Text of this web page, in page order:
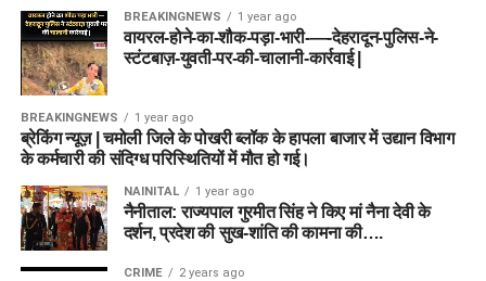
BREAKINGNEWS 1 year ago
वायरल-होने-का-शौक-पड़ा-भारी-—-देहरादून-पुलिस-ने-
स्टंटबाज़-युवती-पर-की-चालानी-कार्रवाई |
BREAKINGNEWS 1 year ago
ब्रेकिंग न्यूज़ | चमोली जिले के पोखरी ब्लॉक के हापला बाजार में उद्यान विभाग
के कर्मचारी की संदिग्ध परिस्थितियों में मौत हो गई।
NAINITAL 1 year ago
नैनीताल: राज्यपाल गुरमीत सिंह ने किए मां नैना देवी के
दर्शन, प्रदेश की सुख-शांति की कामना की….
CRIME 2 years ago